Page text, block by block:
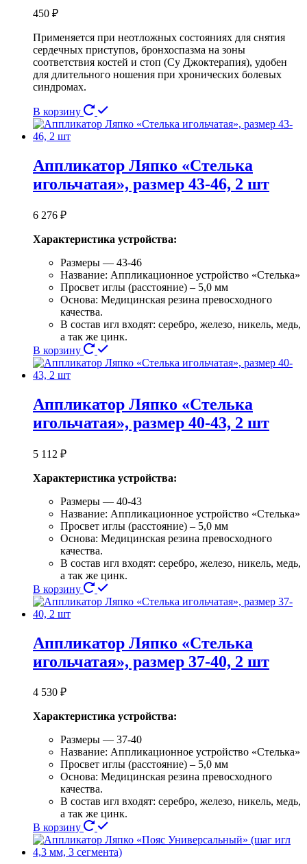
450 ₽
Применяется при неотложных состояниях для снятия
сердечных приступов, бронхоспазма на зоны
соответствия костей и стоп (Су Джок­терапия), удобен
для длительного ношения при хронических болевых
синдромах.
В корзину
Аппликатор Ляпко «Стелька
игольчатая», размер 43-46, 2 шт
6 276 ₽
Характеристика устройства:
Размеры — 43-46
Название: Аппликационное устройство «Стелька»
Просвет иглы (расстояние) – 5,0 мм
Основа: Медицинская резина превосходного
качества.
В состав игл входят: серебро, железо, никель, медь,
а так же цинк.
В корзину
Аппликатор Ляпко «Стелька
игольчатая», размер 40-43, 2 шт
5 112 ₽
Характеристика устройства:
Размеры — 40-43
Название: Аппликационное устройство «Стелька»
Просвет иглы (расстояние) – 5,0 мм
Основа: Медицинская резина превосходного
качества.
В состав игл входят: серебро, железо, никель, медь,
а так же цинк.
В корзину
Аппликатор Ляпко «Стелька
игольчатая», размер 37-40, 2 шт
4 530 ₽
Характеристика устройства:
Размеры — 37-40
Название: Аппликационное устройство «Стелька»
Просвет иглы (расстояние) – 5,0 мм
Основа: Медицинская резина превосходного
качества.
В состав игл входят: серебро, железо, никель, медь,
а так же цинк.
В корзину